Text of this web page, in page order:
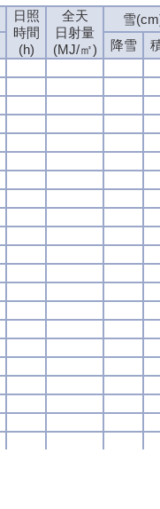
日照
時間
(h)
全天
日射量
(MJ/㎡)
雪
降雪
日照
時間
(h)
全天
日射量
(MJ/㎡)
雪
降雪
日照
時間
(h)
全天
日射量
(MJ/㎡)
雪
降雪
日照
時間
(h)
全天
日射量
(MJ/㎡)
雪
降雪